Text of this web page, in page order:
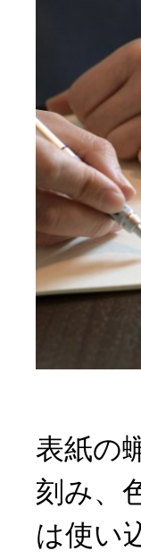
表紙の
刻み、
は使い